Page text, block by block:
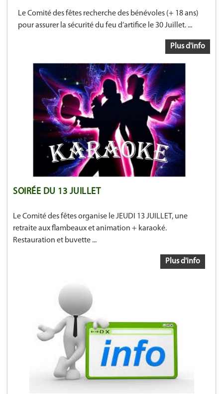
Le Comité des fêtes recherche des bénévoles (+ 18 ans)
pour assurer la sécurité du feu d’artifice le 30 Juillet. ...
Plus d'info
SOIRÉE DU 13 JUILLET
Le Comité des fêtes organise le JEUDI 13 JUILLET, une
retraite aux flambeaux et animation + karaoké.
Restauration et buvette ...
Plus d'info